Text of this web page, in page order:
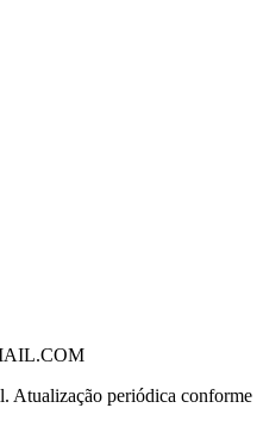
Atualização periódica conforme